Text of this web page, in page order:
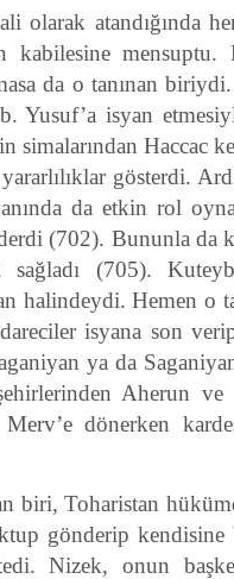
olarak atandığında
kabilesine
da o tanınan
Yusuf’a isyan
simalarından Haccac
gösterdi.
da etkin rol
(702). Bununla da
sağladı (705).
halindeydi. Hemen o
isyana son
ya da
Aherun ve
dönerken
biri, Toharistan
gönderip kendisine
Nizek, onun